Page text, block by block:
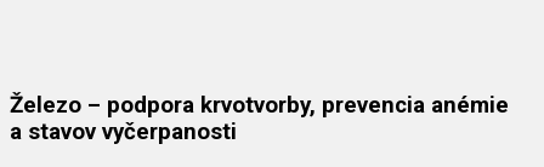
Železo – podpora krvotvorby, prevencia anémie
a stavov vyčerpanosti